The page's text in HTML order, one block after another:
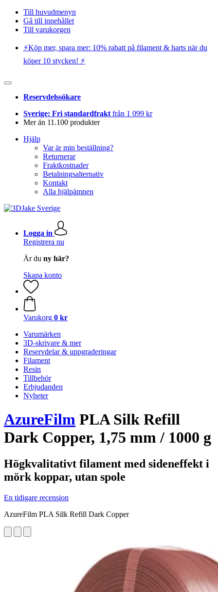
Till huvudmenyn
Gå till innehållet
Till varukorgen
⚡️Köp mer, spara mer: 10% rabatt på filament & harts när du
köper 10 stycken! ⚡️
Reservdelssökare
Sverige: Fri standardfrakt från 1 099 kr
Mer än 11.100 produkter
Hjälp
Var är min beställning?
Returnerar
Fraktkostnader
Betalningsalternativ
Kontakt
Alla hjälpämnen
Logga in
Registrera nu
Är du ny här?
Skapa konto
Varukorg 0 kr
Varumärken
3D-skrivare & mer
Reservdelar & uppgraderingar
Filament
Resin
Tillbehör
Erbjudanden
Nyheter
AzureFilm PLA Silk Refill
Dark Copper, 1,75 mm / 1000 g
Högkvalitativt filament med sideneffekt i
mörk koppar, utan spole
En tidigare recension
AzureFilm PLA Silk Refill Dark Copper